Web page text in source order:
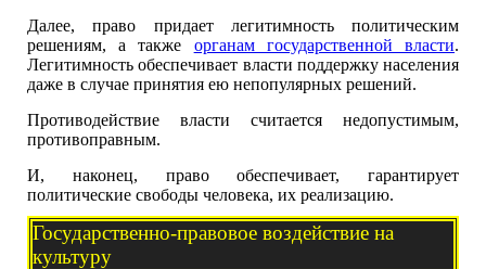
Далее, право придает легитимность политическим
решениям, а также органам государственной власти.
Легитимность обеспечивает власти поддержку населения
даже в случае принятия ею непопулярных решений.
Противодействие власти считается недопустимым,
противоправным.
И, наконец, право обеспечивает, гарантирует
политические свободы человека, их реализацию.
Государственно-правовое воздействие на
культуру